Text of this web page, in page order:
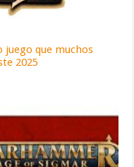
juego que muchos
2025